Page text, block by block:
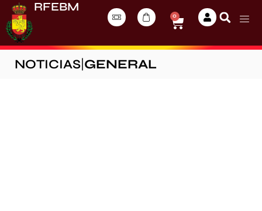
RFEBM
0
NOTICIAS GENERAL